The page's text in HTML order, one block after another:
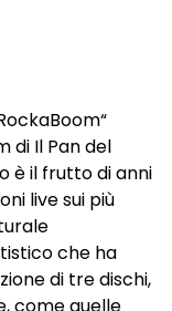
di Il Pan del
è il frutto di anni
live sui più
che ha
di tre dischi,